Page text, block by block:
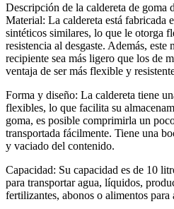
Descripción de la caldereta de goma
Material: La caldereta está fabricada
sintéticos similares, lo que le otorga
resistencia al desgaste. Además, este
recipiente sea más ligero que los de
ventaja de ser más flexible y
Forma y diseño: La caldereta tiene
flexibles, lo que facilita su
goma, es posible comprimirla un
transportada fácilmente. Tiene una
y vaciado del contenido.
Capacidad: Su capacidad es de 10
para transportar agua, líquidos,
fertilizantes, abonos o alimentos para